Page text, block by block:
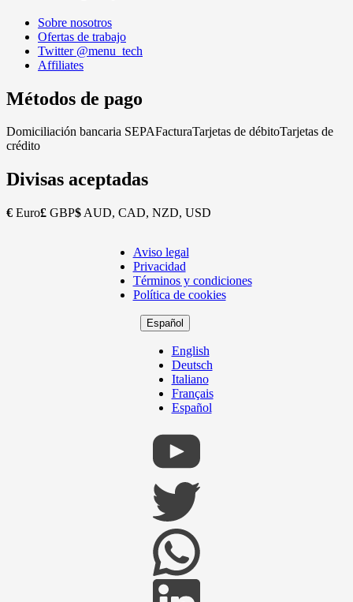
Sobre nosotros
Ofertas de trabajo
Twitter @menu_tech
Affiliates
Métodos de pago
Domiciliación bancaria SEPAFacturaTarjetas de débitoTarjetas de
crédito
Divisas aceptadas
€ Euro£ GBP$ AUD, CAD, NZD, USD
Copyright
Footer
Aviso legal
Privacidad
Términos y condiciones
Política de cookies
Español
English
Deutsch
Italiano
Français
Español